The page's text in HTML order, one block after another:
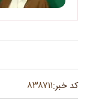
کد خبر:۸۳۸۷۱۱